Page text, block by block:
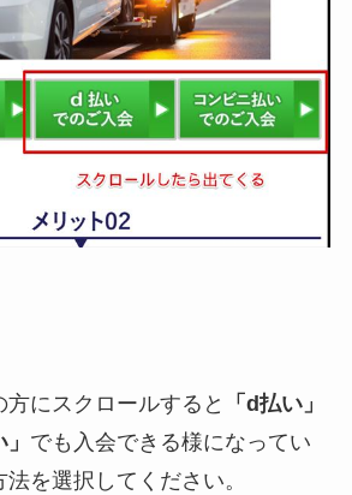
にスクロールすると
「d払い」
でも入会できる様になってい
を選択してください。